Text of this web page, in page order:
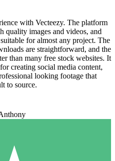
with Vecteezy. The platform
quality images and videos, and
for almost any project. The
are straightforward, and the
than many free stock websites. It
creating social media content,
looking footage that
to source.